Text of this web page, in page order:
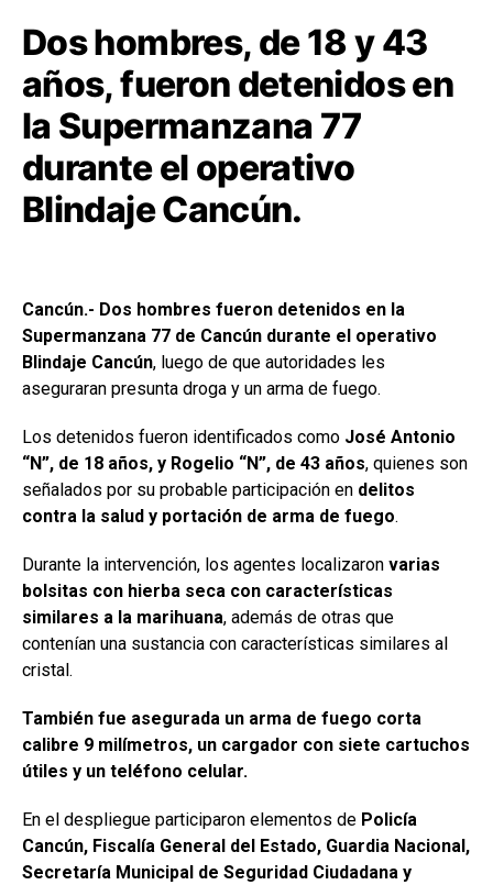
Dos hombres, de 18 y 43
años, fueron detenidos en
la Supermanzana 77
durante el operativo
Blindaje Cancún.
Cancún.- Dos hombres fueron detenidos en la
Supermanzana 77 de Cancún durante el operativo
Blindaje Cancún, luego de que autoridades les
aseguraran presunta droga y un arma de fuego.
Los detenidos fueron identificados como José Antonio
“N”, de 18 años, y Rogelio “N”, de 43 años, quienes son
señalados por su probable participación en delitos
contra la salud y portación de arma de fuego.
Durante la intervención, los agentes localizaron varias
bolsitas con hierba seca con características
similares a la marihuana, además de otras que
contenían una sustancia con características similares al
cristal.
También fue asegurada un arma de fuego corta
calibre 9 milímetros, un cargador con siete cartuchos
útiles y un teléfono celular.
En el despliegue participaron elementos de Policía
Cancún, Fiscalía General del Estado, Guardia Nacional,
Secretaría Municipal de Seguridad Ciudadana y